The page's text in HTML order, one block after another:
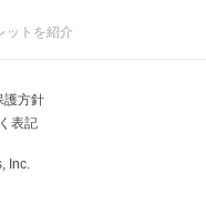
ットを紹介
護方針
表記
Inc.